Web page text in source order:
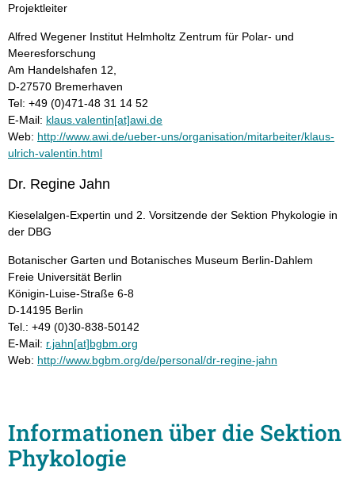
Projektleiter
Alfred Wegener Institut Helmholtz Zentrum für Polar- und
Meeresforschung
Am Handelshafen 12,
D-27570 Bremerhaven
Tel: +49 (0)471-48 31 14 52
E-Mail: klaus.valentin[at]awi.de
Web: http://www.awi.de/ueber-uns/organisation/mitarbeiter/klaus-
ulrich-valentin.html
Dr. Regine Jahn
Kieselalgen-Expertin und 2. Vorsitzende der Sektion Phykologie in
der DBG
Botanischer Garten und Botanisches Museum Berlin-Dahlem
Freie Universität Berlin
Königin-Luise-Straße 6-8
D-14195 Berlin
Tel.: +49 (0)30-838-50142
E-Mail: r.jahn[at]bgbm.org
Web: http://www.bgbm.org/de/personal/dr-regine-jahn
Informationen über die Sektion
Phykologie